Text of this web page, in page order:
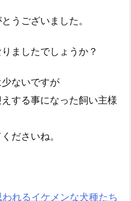
うございました。
ましたでしょうか？
ないですが
する事になった飼い主様
ださいね。
れるイケメンな犬種たち